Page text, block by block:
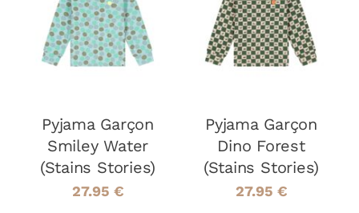
CHOIX DES
OPTIONS CE
PRODUIT
A
OPTIONS
PEUVENT
ÊTRE
CHOISIES
SUR
/
DÉTAILS
Pyjama Garçon
Smiley Water
(Stains Stories)
27.95 €
CHOIX DES
OPTIONS CE
PRODUIT
A
PLUSIEURS
OPTIONS
PEUVENT
ÊTRE
CHOISIES
SUR
/
DÉTAILS
Pyjama Garçon
Dino Forest
(Stains Stories)
27.95 €